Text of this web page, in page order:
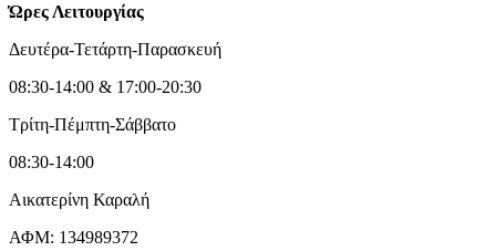
Ώρες Λειτουργίας
Δευτέρα-Τετάρτη-Παρασκευή
08:30-14:00 & 17:00-20:30
Τρίτη-Πέμπτη-Σάββατο
08:30-14:00
Αικατερίνη Καραλή
ΑΦΜ: 134989372